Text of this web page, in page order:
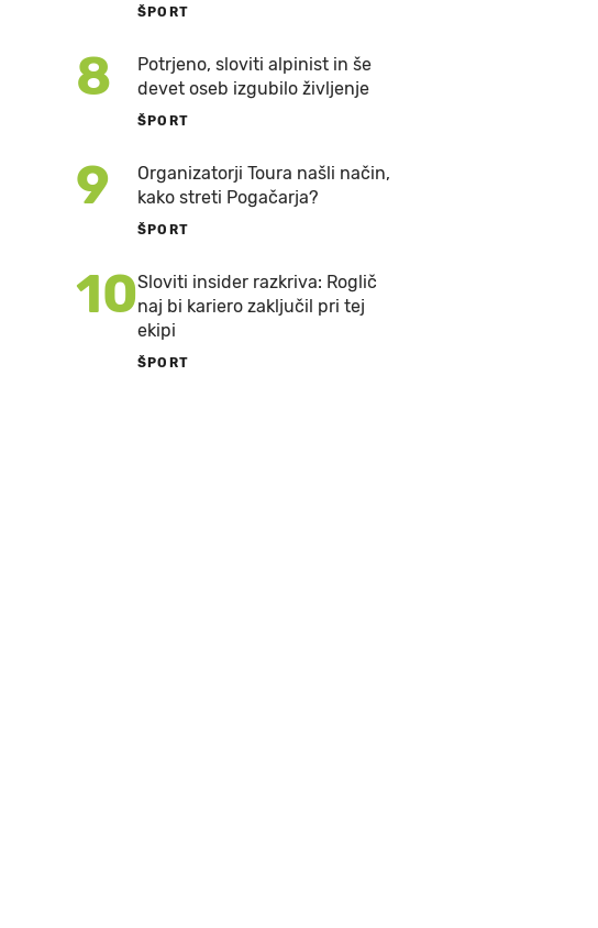
ŠPORT
8
Potrjeno, sloviti alpinist in še
devet oseb izgubilo življenje
ŠPORT
9
Organizatorji Toura našli način,
kako streti Pogačarja?
ŠPORT
10Sloviti insider razkriva: Roglič
naj bi kariero zaključil pri tej
ekipi
ŠPORT